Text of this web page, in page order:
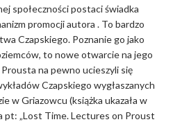
społeczności postaci świadka
promocji autora . To bardzo
Czapskiego. Poznanie go jako
to nowe otwarcie na jego
Prousta na pewno ucieszyli się
Czapskiego wygłaszanych
w Griazowcu (książka ukazała w
pt: „Lost Time. Lectures on Proust